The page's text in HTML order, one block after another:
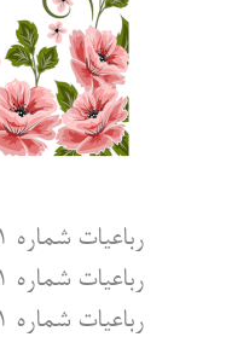
رباعیات شماره ۶۰۱ تا ۶۵۰
رباعیات شماره ۶۵۱ تا ۷۰۰
رباعیات شماره ۷۰۱ تا ۷۵۰